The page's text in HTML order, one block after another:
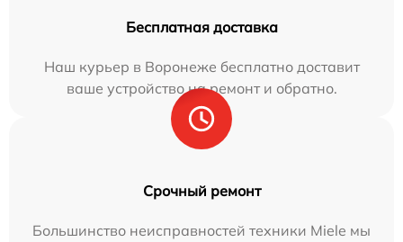
Бесплатная доставка
Наш курьер в Воронеже бесплатно доставит
ваше устройство на ремонт и обратно.
Срочный ремонт
Большинство неисправностей техники Miele мы